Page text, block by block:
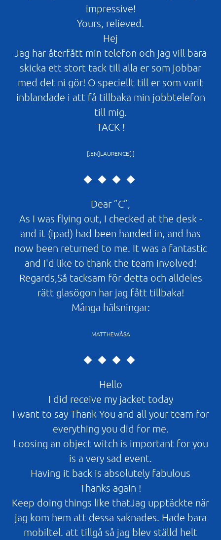
impressive!
Yours, relieved.
Hej
Jag har återfått min telefon och jag vill bara
skicka ett stort tack till alla er som jobbar
med det ni gör! O speciellt till er som varit
inblandade i att få tillbaka min jobbtelefon
till mig.
TACK !
[:EN]LAURENCE[:]
Dear ”C”,
As I was flying out, I checked at the desk -
and it (ipad) had been handed in, and has
now been returned to me. It was a fantastic
and I'd like to thank the team involved!
Regards,Så tacksam för detta och alldeles
rätt glasögon har jag fått tillbaka!
Många hälsningar:
MATTHEWÅSA
Hello
I did receive my jacket today
I want to say Thank You and all your team for
everything you did for me.
Loosing an object witch is important for you
is a very sad event.
Having it back is absolutely fabulous
Thanks again !
Keep doing things like thatJag upptäckte när
jag kom hem att dessa saknades. Hade bara
mobiltel. att tillgå så jag blev ställd helt